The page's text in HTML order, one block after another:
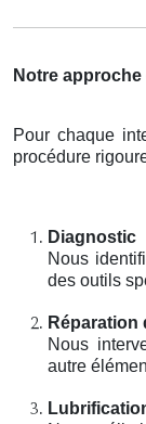
Notre
Pour chaque
procédure
Diagnostic
Nous
des outils
Réparation
Nous
autre